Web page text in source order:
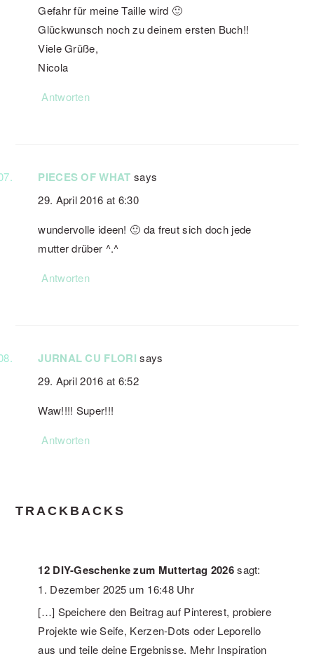
Gefahr für meine Taille wird 🙂
Glückwunsch noch zu deinem ersten Buch!!
Viele Grüße,
Nicola
Antworten
PIECES OF WHAT says
29. April 2016 at 6:30
wundervolle ideen! 🙂 da freut sich doch jede
mutter drüber ^.^
Antworten
JURNAL CU FLORI says
29. April 2016 at 6:52
Waw!!!! Super!!!
Antworten
TRACKBACKS
12 DIY-Geschenke zum Muttertag 2026 sagt:
1. Dezember 2025 um 16:48 Uhr
[…] Speichere den Beitrag auf Pinterest, probiere
Projekte wie Seife, Kerzen‑Dots oder Leporello
aus und teile deine Ergebnisse. Mehr Inspiration